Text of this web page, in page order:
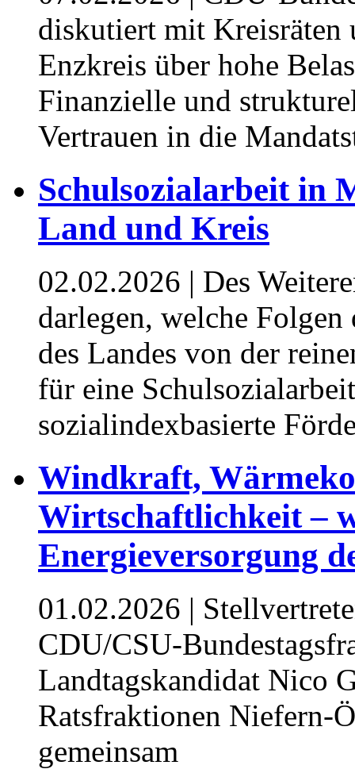
diskutiert mit Kreisräten
Enzkreis über hohe
Finanzielle und
Vertrauen in die
Schulsozialarbeit in
Land und Kreis
02.02.2026 | Des
darlegen, welche
des Landes von der
für eine
sozialindexbasierte
Windkraft,
Wirtschaftlichkeit –
Energieversorgung
01.02.2026 |
CDU/CSU-
Landtagskandidat Nico
Ratsfraktionen Niefern-
gemeinsam